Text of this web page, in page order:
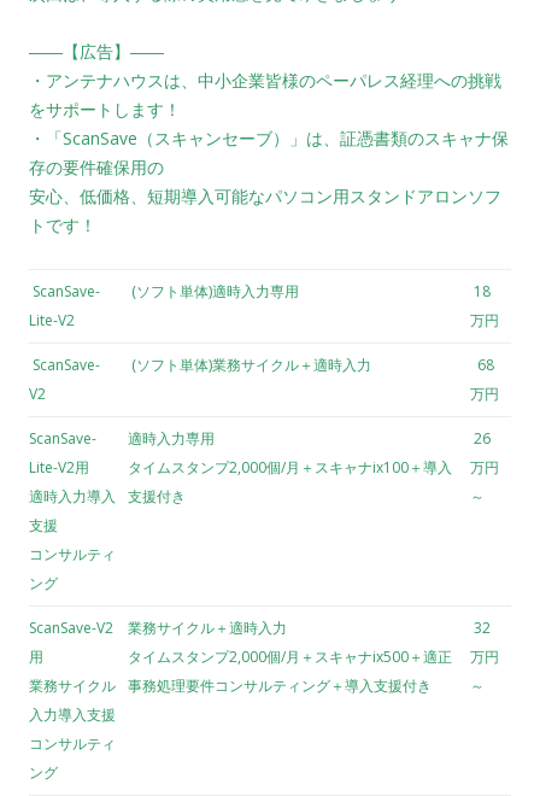
――【広告】――
・アンテナハウスは、中小企業皆様のペーパレス経理への挑戦
をサポートします！
・「ScanSave（スキャンセーブ）」は、証憑書類のスキャナ保
存の要件確保用の
安心、低価格、短期導入可能なパソコン用スタンドアロンソフ
トです！
ScanSave-
Lite-V2
(ソフト単体)適時入力専用
18
万円
ScanSave-
V2
(ソフト単体)業務サイクル＋適時入力
68
万円
ScanSave-
Lite-V2用
適時入力導入
支援
コンサルティ
ング
適時入力専用
タイムスタンプ2,000個/月＋スキャナix100＋導入
支援付き
26
万円
～
ScanSave-V2
用
業務サイクル
入力導入支援
コンサルティ
ング
業務サイクル＋適時入力
タイムスタンプ2,000個/月＋スキャナix500＋適正
事務処理要件コンサルティング＋導入支援付き
32
万円
～